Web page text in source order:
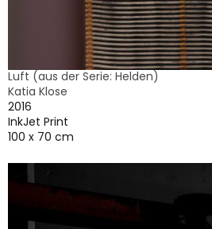
Luft (aus der Serie: Helden)
Katia Klose
2016
InkJet Print
100 x 70 cm